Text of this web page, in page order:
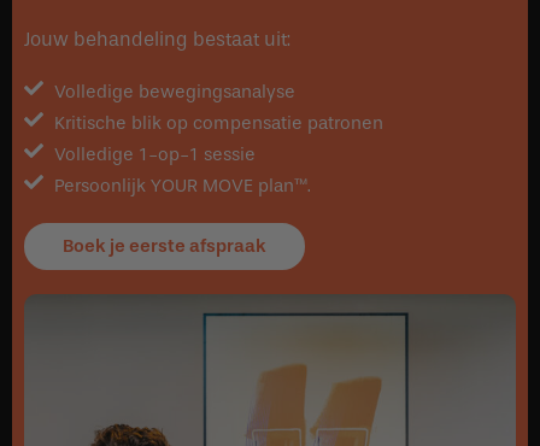
Jouw behandeling bestaat uit:
Volledige bewegingsanalyse
Kritische blik op compensatie patronen
Volledige 1-op-1 sessie
Persoonlijk YOUR MOVE plan™.
Boek je eerste afspraak